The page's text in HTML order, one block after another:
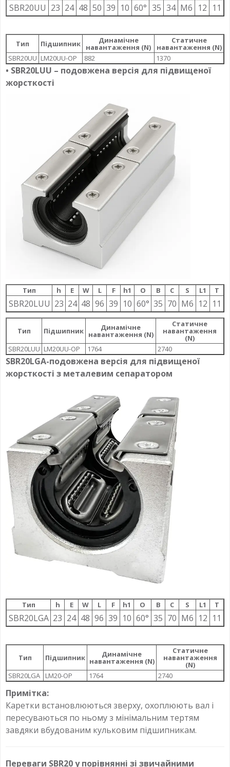
SBR20UU 23 24 48 50 39 10 60° 35 34 M6 12 11
Тип Підшипник Динамічне
навантаження (N)
Статичне
навантаження (N)
SBR20UU LM20UU-OP 882 1370
• SBR20LUU – подовжена версія для підвищеної
жорсткості
Тип h E W L F h1 О B C S L1 T
SBR20LUU 23 24 48 96 39 10 60° 35 70 M6 12 11
Тип Підшипник Динамічне
навантаження (N)
Статичне
навантаження
(N)
SBR20LUU LM20UU-OP 1764 2740
SBR20LGA-подовжена версія для підвищеної
жорсткості з металевим сепаратором
Тип h E W L F h1 О B C S L1 T
SBR20LGA 23 24 48 96 39 10 60° 35 70 M6 12 11
Тип Підшипник Динамічне
навантаження (N)
Статичне
навантаження
(N)
SBR20LGA
LM20-OP 1764 2740
Примітка:
Каретки встановлюються зверху, охоплюють вал і
пересуваються по ньому з мінімальним тертям
завдяки вбудованим кульковим підшипникам.
Переваги SBR20 у порівнянні зі звичайними